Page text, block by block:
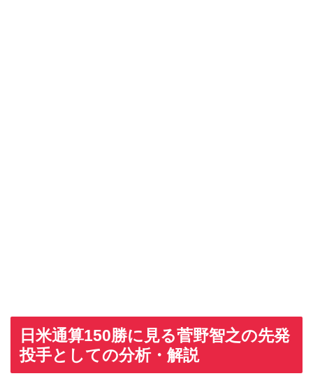
日米通算150勝に見る菅野智之の先発
投手としての分析・解説